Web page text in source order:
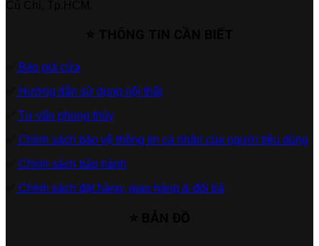
Báo giá cửa
Hướng dẫn sử dụng nội thất
Tư vấn phong thủy
Chính sách bảo vệ thông tin cá nhân của người tiêu dùng
Chính sách bảo hành
Chính sách đặt hàng, giao hàng & đổi trả